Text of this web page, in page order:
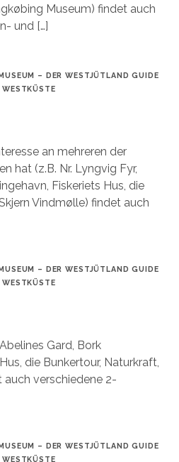
Museum) findet auch
und […]
– DER WESTJÜTLAND GUIDE
WESTKÜSTE
an mehreren der
hat (z.B. Nr. Lyngvig Fyr,
Fiskeriets Hus, die
Vindmølle) findet auch
– DER WESTJÜTLAND GUIDE
WESTKÜSTE
Gard, Bork
die Bunkertour, Naturkraft,
auch verschiedene 2-
– DER WESTJÜTLAND GUIDE
WESTKÜSTE